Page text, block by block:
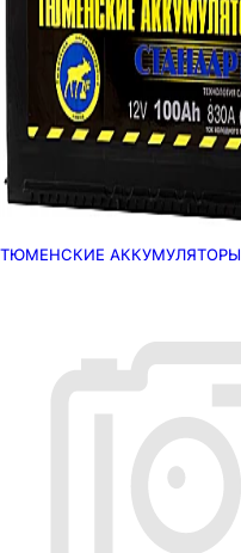
ТЮМЕНСКИЕ АККУМУЛЯТОРЫ